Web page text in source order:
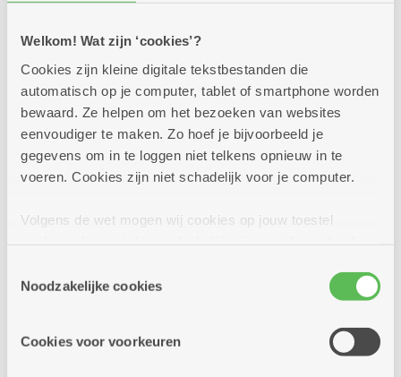
Welkom! Wat zijn ‘cookies’?
Cookies zijn kleine digitale tekstbestanden die
automatisch op je computer, tablet of smartphone worden
bewaard. Ze helpen om het bezoeken van websites
eenvoudiger te maken. Zo hoef je bijvoorbeeld je
gegevens om in te loggen niet telkens opnieuw in te
voeren. Cookies zijn niet schadelijk voor je computer.
Volgens de wet mogen wij cookies op jouw toestel
cookies hebben we jouw toestemming nodig. Sommige
cookies worden geplaatst door derde partijen die een
informatie over jouw (geanonimiseerd) gebruik van onze
Noodzakelijke cookies
Cookies voor voorkeuren
vrijdag
14
augustus
11u30
-
12u30
yoghurtdressing, gegrilde mediterrane groenten